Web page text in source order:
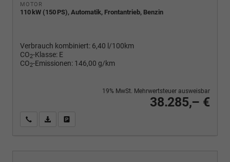
MOTOR
110 kW (150 PS), Automatik, Frontantrieb, Benzin
Verbrauch kombiniert: 6,40 l/100km
CO2-Klasse: E
CO2-Emissionen: 146,00 g/km
38.285,– €
19% MwSt. Mehrwertsteuer ausweisbar
Wir rufen Sie anPDF-Fahrzeugexposé drucken